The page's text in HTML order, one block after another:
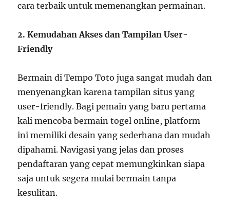
cara terbaik untuk memenangkan permainan.
2. Kemudahan Akses dan Tampilan User-
Friendly
Bermain di Tempo Toto juga sangat mudah dan
menyenangkan karena tampilan situs yang
user-friendly. Bagi pemain yang baru pertama
kali mencoba bermain togel online, platform
ini memiliki desain yang sederhana dan mudah
dipahami. Navigasi yang jelas dan proses
pendaftaran yang cepat memungkinkan siapa
saja untuk segera mulai bermain tanpa
kesulitan.